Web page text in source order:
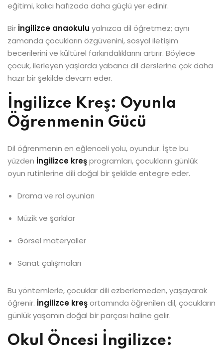
eğitimi, kalıcı hafızada daha güçlü yer edinir.
Bir İngilizce anaokulu yalnızca dil öğretmez; aynı
zamanda çocukların özgüvenini, sosyal iletişim
becerilerini ve kültürel farkındalıklarını artırır. Böylece
çocuk, ilerleyen yaşlarda yabancı dil derslerine çok daha
hazır bir şekilde devam eder.
İngilizce Kreş: Oyunla
Öğrenmenin Gücü
Dil öğrenmenin en eğlenceli yolu, oyundur. İşte bu
yüzden İngilizce kreşprogramları, çocukların günlük
oyun rutinlerine dili doğal bir şekilde entegre eder.
Drama ve rol oyunları
Müzik ve şarkılar
Görsel materyaller
Sanat çalışmaları
Bu yöntemlerle, çocuklar dili ezberlemeden, yaşayarak
öğrenir. İngilizce kreşortamında öğrenilen dil, çocukların
günlük yaşamın doğal bir parçası haline gelir.
Okul Öncesi İngilizce: